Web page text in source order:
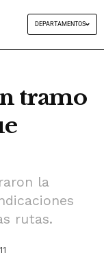
DEPARTAMENTOS
tramo
la
rutas.